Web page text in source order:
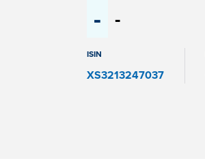
- -
ISIN
XS3213247037